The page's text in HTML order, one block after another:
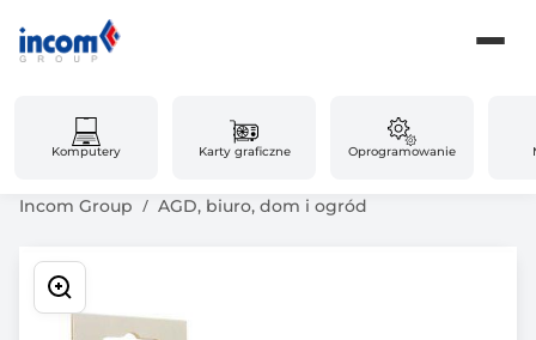
Komputery Karty graficzne Oprogramowanie
Incom Group AGD, biuro, dom i ogród